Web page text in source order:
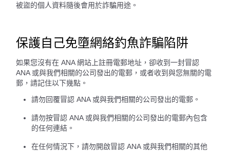
被盜的個人資料隨後會用於詐騙用途。
保護自己免墮網絡釣魚詐騙陷阱
如果您沒有在 ANA 網站上註冊電郵地址，卻收到一封冒認
ANA 或與我們相關的公司發出的電郵，或者收到與您無關的電
郵，請記住以下幾點。
請勿回覆冒認 ANA 或與我們相關的公司發出的電郵。
請勿按冒認 ANA 或與我們相關的公司發出的電郵內包含
的任何連結。
在任何情況下，請勿開啟冒認 ANA 或與我們相關的其他